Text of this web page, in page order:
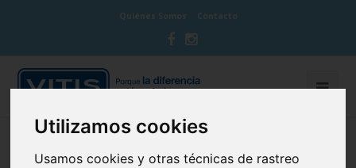
Utilizamos cookies
Usamos cookies y otras técnicas de rastreo
Quiénes Somos Contacto
BLOG CUIDA TU BOCA